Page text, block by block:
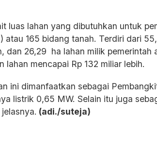
luas lahan yang dibutuhkan untuk
atau 165 bidang tanah. Terdiri dari
dan 26,29 ha lahan milik pemerintah
lahan mencapai Rp 132 miliar lebih.
ini dimanfaatkan sebagai
listrik 0,65 MW. Selain itu juga
(adi./suteja)